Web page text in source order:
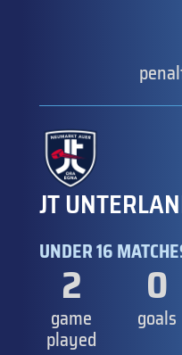
JT
UNDER 16
2
game
played
0
goals